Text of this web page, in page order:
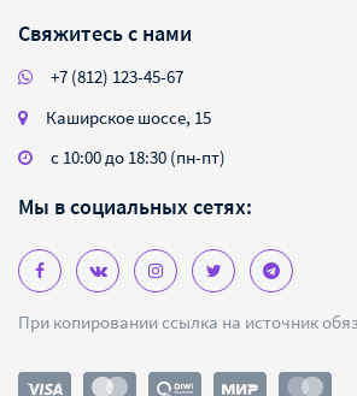
Свяжитесь с нами
+7 (812) 123-45-67
Каширское шоссе, 15
с 10:00 до 18:30 (пн-пт)
Мы в социальных сетях:
При копировании ссылка на источник